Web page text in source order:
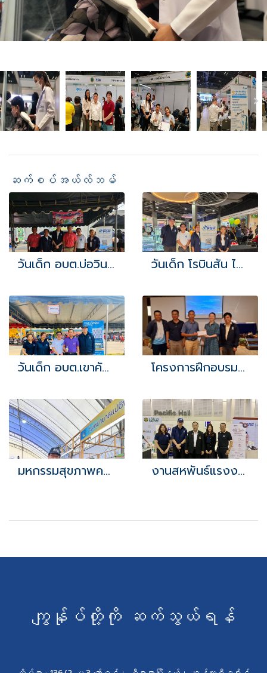
ဆက်စပ်အယ်လ်ဘမ်
วันเด็ก อบต.บ่อวิน 2567 วันเด็ก โรบินสัน ไลฟ์สไตล์ บ่อวิน
วันเด็ก อบต.เขาคันทรง 2567 โครงการฝึกอบรมและสัมมนาศึกษาดูงานเพื่อพัฒนาศักยภาพเครือข่ายแกนนำด้านสุขภาพ (อสม.) ประจำปีงบประมาณ 2567
มหกรรมสุขภาพครั้งที่ 1 งานสหพันธ์แรงงานยานยนต์และอะไหล่โตโยต้า ครั้งที่17
ကျွန်ုပ်တို့ကို ဆက်သွယ်ရန်